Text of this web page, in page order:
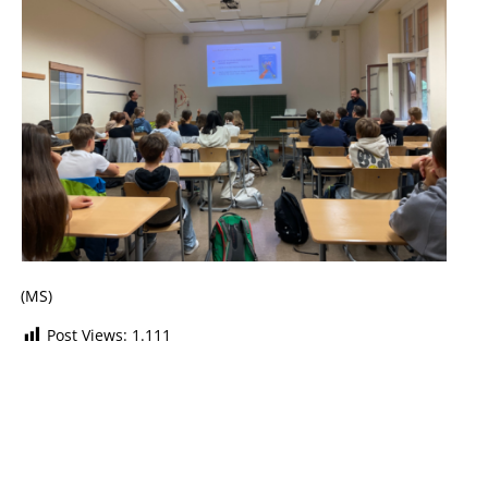
(MS)
Post Views: 1.111